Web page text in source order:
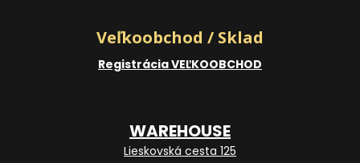
Veľkoobchod / Sklad
Registrácia VEĽKOOBCHOD
WAREHOUSE
Lieskovská cesta 125